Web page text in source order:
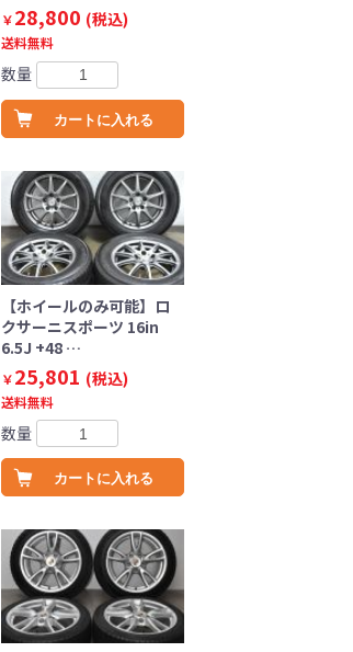
￥28,800 (税込)
送料無料
数量
カートに入れる
【ホイールのみ可能】ロ
クサーニスポーツ 16in
6.5J +48 …
￥25,801 (税込)
送料無料
数量
カートに入れる